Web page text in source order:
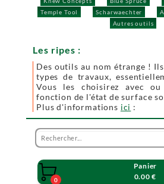
Temple Tool
Scharwaechter
Autres outils
Les ripes :
Des outils au nom étrange !
types de travaux,
Vous les choisirez avec
fonction de l'état de surface
Plus d'informations ici :

0
Panier
0.00 €